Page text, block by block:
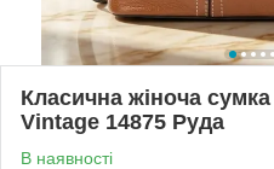
Класична жіноча
Vintage 14875 Руда
В наявності